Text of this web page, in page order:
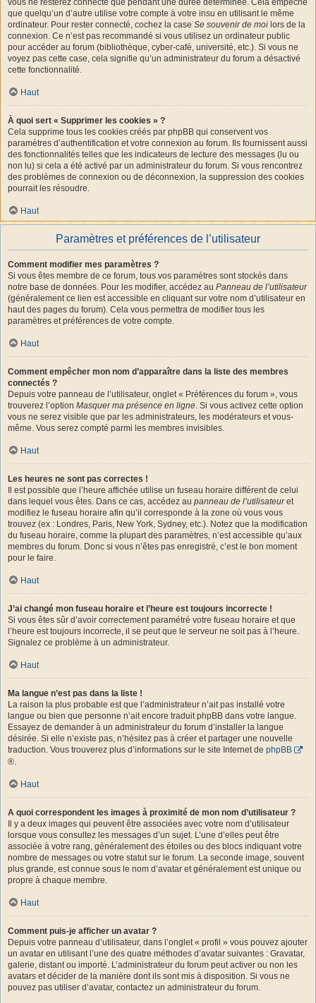
vous ne resterez connecté que pendant une durée déterminée. Cela empêche
que quelqu’un d’autre utilise votre compte à votre insu en utilisant le même
ordinateur. Pour rester connecté, cochez la case Se souvenir de moi lors de la
connexion. Ce n’est pas recommandé si vous utilisez un ordinateur public
pour accéder au forum (bibliothèque, cyber-café, université, etc.). Si vous ne
voyez pas cette case, cela signifie qu’un administrateur du forum a désactivé
cette fonctionnalité.
Haut
À quoi sert « Supprimer les cookies » ?
Cela supprime tous les cookies créés par phpBB qui conservent vos
paramètres d’authentification et votre connexion au forum. Ils fournissent aussi
des fonctionnalités telles que les indicateurs de lecture des messages (lu ou
non lu) si cela a été activé par un administrateur du forum. Si vous rencontrez
des problèmes de connexion ou de déconnexion, la suppression des cookies
pourrait les résoudre.
Haut
Paramètres et préférences de l’utilisateur
Comment modifier mes paramètres ?
Si vous êtes membre de ce forum, tous vos paramètres sont stockés dans
notre base de données. Pour les modifier, accédez au Panneau de l’utilisateur
(généralement ce lien est accessible en cliquant sur votre nom d’utilisateur en
haut des pages du forum). Cela vous permettra de modifier tous les
paramètres et préférences de votre compte.
Haut
Comment empêcher mon nom d’apparaître dans la liste des membres
connectés ?
Depuis votre panneau de l’utilisateur, onglet « Préférences du forum », vous
trouverez l’option Masquer ma présence en ligne. Si vous activez cette option
vous ne serez visible que par les administrateurs, les modérateurs et vous-
même. Vous serez compté parmi les membres invisibles.
Haut
Les heures ne sont pas correctes !
Il est possible que l’heure affichée utilise un fuseau horaire différent de celui
dans lequel vous êtes. Dans ce cas, accédez au panneau de l’utilisateuret
modifiez le fuseau horaire afin qu’il corresponde à la zone où vous vous
trouvez (ex : Londres, Paris, New York, Sydney, etc.). Notez que la modification
du fuseau horaire, comme la plupart des paramètres, n’est accessible qu’aux
membres du forum. Donc si vous n’êtes pas enregistré, c’est le bon moment
pour le faire.
Haut
J’ai changé mon fuseau horaire et l’heure est toujours incorrecte !
Si vous êtes sûr d’avoir correctement paramétré votre fuseau horaire et que
l’heure est toujours incorrecte, il se peut que le serveur ne soit pas à l’heure.
Signalez ce problème à un administrateur.
Haut
Ma langue n’est pas dans la liste !
La raison la plus probable est que l’administrateur n’ait pas installé votre
langue ou bien que personne n’ait encore traduit phpBB dans votre langue.
Essayez de demander à un administrateur du forum d’installer la langue
désirée. Si elle n’existe pas, n’hésitez pas à créer et partager une nouvelle
traduction. Vous trouverez plus d’informations sur le site Internet de phpBB
®.
Haut
A quoi correspondent les images à proximité de mon nom d’utilisateur ?
Il y a deux images qui peuvent être associées avec votre nom d’utilisateur
lorsque vous consultez les messages d’un sujet. L’une d’elles peut être
associée à votre rang, généralement des étoiles ou des blocs indiquant votre
nombre de messages ou votre statut sur le forum. La seconde image, souvent
plus grande, est connue sous le nom d’avatar et généralement est unique ou
propre à chaque membre.
Haut
Comment puis-je afficher un avatar ?
Depuis votre panneau d’utilisateur, dans l’onglet « profil » vous pouvez ajouter
un avatar en utilisant l’une des quatre méthodes d’avatar suivantes : Gravatar,
galerie, distant ou importé. L’administrateur du forum peut activer ou non les
avatars et décider de la manière dont ils sont mis à disposition. Si vous ne
pouvez pas utiliser d’avatar, contactez un administrateur du forum.